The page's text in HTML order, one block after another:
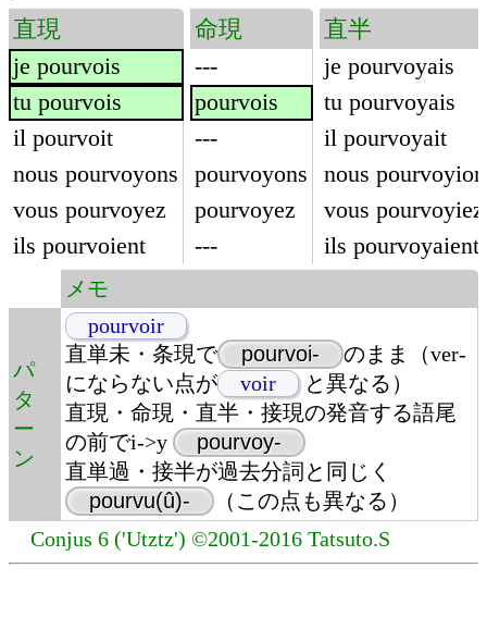
直現
je pourvois
tu pourvois
il pourvoit
nous pourvoyons
vous pourvoyez
ils pourvoient
命現
---
pourvois
---
pourvoyons
pourvoyez
---
直半
je pourvoyais
tu pourvoyais
il pourvoyait
nous
vous pourvoyiez
ils pourvoyaient
メモ
パ
タ
ー
ン
pourvoir
直単未・条現で
pourvoi-
のまま（ver-
にならない点が
voir
と異なる）
直現・命現・直半・接現の発音する語尾
の前でi->y
pourvoy-
直単過・接半が過去分詞と同じく
pourvu(û)-
（この点も異なる）
Conjus 6 ('Utztz') ©2001-2016 Tatsuto.S